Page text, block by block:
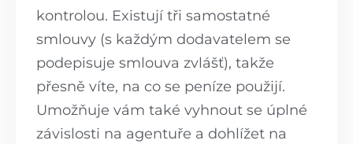
kontrolou. Existují tři samostatné
smlouvy (s každým dodavatelem se
podepisuje smlouva zvlášť), takže
přesně víte, na co se peníze použijí.
Umožňuje vám také vyhnout se úplné
závislosti na agentuře a dohlížet na